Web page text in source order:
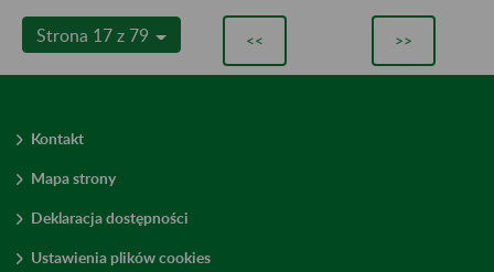
Strona 17 z 79 << >>
Kontakt
Mapa strony
Deklaracja dostępności
Ustawienia plików cookies